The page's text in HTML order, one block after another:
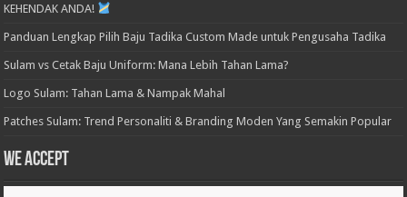
KEHENDAK ANDA!
Panduan Lengkap Pilih Baju Tadika Custom Made untuk Pengusaha Tadika
Sulam vs Cetak Baju Uniform: Mana Lebih Tahan Lama?
Logo Sulam: Tahan Lama & Nampak Mahal
Patches Sulam: Trend Personaliti & Branding Moden Yang Semakin Popular
We accept